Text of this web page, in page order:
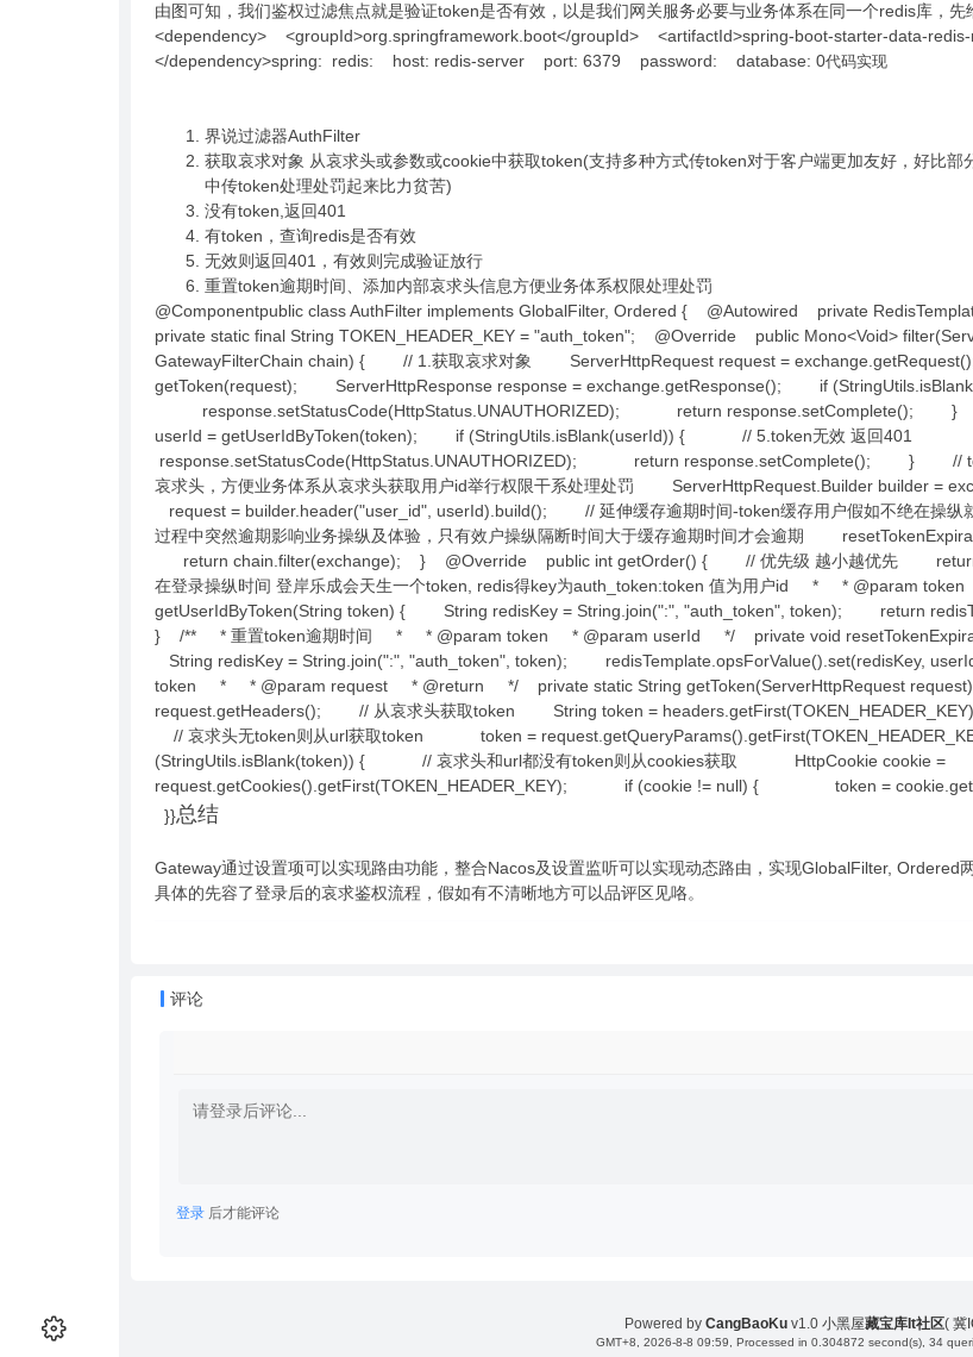
由图可知，我们鉴权过滤焦点就是验证token是否有效，以是我们网关服务必要与业务体系在同一个redis库，
<dependency> <groupId>org.springframework.boot</groupId> <artifactId>spring-boot-starter-data-redis-
</dependency>spring: redis: host: redis-server port: 6379 password: database: 0代码实现
界说过滤器AuthFilter
获取哀求对象 从哀求头或参数或cookie中获取token(支持多种方式传token对于客户端更加友好，好比
中传token处理处罚起来比力贫苦)
没有token,返回401
有token，查询redis是否有效
无效则返回401，有效则完成验证放行
重置token逾期时间、添加内部哀求头信息方便业务体系权限处理处罚
@Componentpublic class AuthFilter implements GlobalFilter, Ordered { @Autowired private
private static final String TOKEN_HEADER_KEY = "auth_token"; @Override public Mono<Void>
GatewayFilterChain chain) { // 1.获取哀求对象 ServerHttpRequest request =
getToken(request); ServerHttpResponse response = exchange.getResponse(); if
response.setStatusCode(HttpStatus.UNAUTHORIZED); return response.setComplete();
userId = getUserIdByToken(token); if (StringUtils.isBlank(userId)) { // 5.token无效 返回401
response.setStatusCode(HttpStatus.UNAUTHORIZED); return response.setComplete(); } //
哀求头，方便业务体系从哀求头获取用户id举行权限干系处理处罚 ServerHttpRequest.Builder builder =
request = builder.header("user_id", userId).build(); // 延伸缓存逾期时间-token缓存用户假如不绝在操
过程中突然逾期影响业务操纵及体验，只有效户操纵隔断时间大于缓存逾期时间才会逾期
return chain.filter(exchange); } @Override public int getOrder() { // 优先级 越小越优先
在登录操纵时间 登岸乐成会天生一个token, redis得key为auth_token:token 值为用户id * * @param
getUserIdByToken(String token) { String redisKey = String.join(":", "auth_token", token); return
} /** * 重置token逾期时间 * * @param token * @param userId */ private void
String redisKey = String.join(":", "auth_token", token); redisTemplate.opsForValue().set(redisKey,
token * * @param request * @return */ private static String getToken(ServerHttpRequest
request.getHeaders(); // 从哀求头获取token String token =
// 哀求头无token则从url获取token token =
(StringUtils.isBlank(token)) { // 哀求头和url都没有token则从cookies获取 HttpCookie cookie =
request.getCookies().getFirst(TOKEN_HEADER_KEY); if (cookie != null) { token =
}}总结
Gateway通过设置项可以实现路由功能，整合Nacos及设置监听可以实现动态路由，实现GlobalFilter, Ordered
具体的先容了登录后的哀求鉴权流程，假如有不清晰地方可以品评区见咯。
评论
登录 后才能评论
Powered by CangBaoKu v1.0 小黑屋藏宝库It社区( 冀
GMT+8, 2026-8-8 09:59 , Processed in 0.304872 second(s), 34